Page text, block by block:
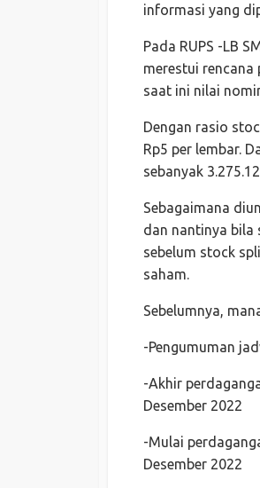
informasi yang
Pada RUPS -LB
merestui rencana
saat ini nilai
Dengan rasio
Rp5 per lembar.
sebanyak
Sebagaimana
dan nantinya bila
sebelum stock
saham.
Sebelumnya,
-Pengumuman
-Akhir
Desember 2022
-Mulai
Desember 2022